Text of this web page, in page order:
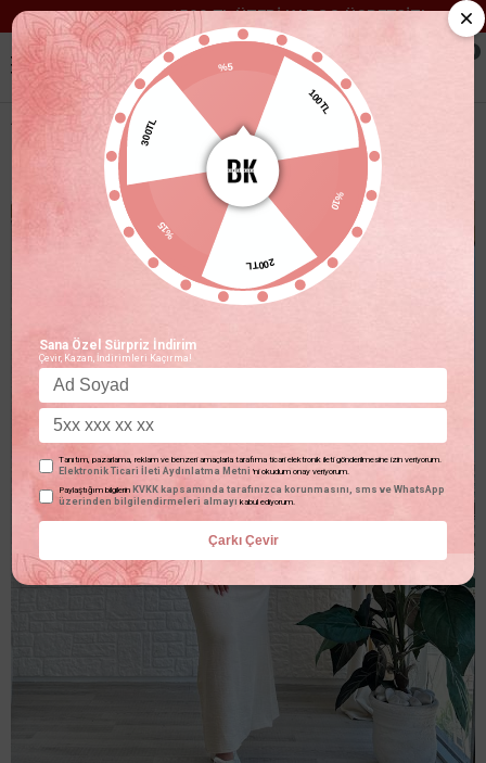
1500 TL ÜZERİ KARGO ÜCRETSİZ!
0
%5
100TL
%10
200TL
%15
300TL
Sana Özel Sürpriz İndirim
Çevir, Kazan, İndirimleri Kaçırma!
Tanıtım, pazarlama, reklam ve benzeri amaçlarla tarafıma ticari elektronik ileti gönderilmesine izin veriyorum.
Elektronik Ticari İleti Aydınlatma Metni 'ni okudum onay veriyorum.
Paylaştığım bilgilerin KVKK kapsamında tarafınızca korunmasını, sms ve WhatsApp
üzerinden bilgilendirmeleri almayı kabul ediyorum.
Çarkı Çevir